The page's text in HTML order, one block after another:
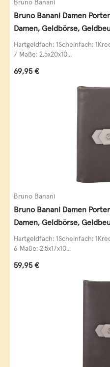
Bruno Banani
Bruno Banani Damen
Damen, Geldbörse,
Leder
Hartgeldfach: 1Scheinfach:
7 Maße: 2,5x20x10...
Regulärer Preis:
69,95 €
Bruno Banani
Bruno Banani Damen
Damen, Geldbörse,
Leder
Hartgeldfach: 1Scheinfach:
6 Maße: 2,5x17x10...
Regulärer Preis:
59,95 €